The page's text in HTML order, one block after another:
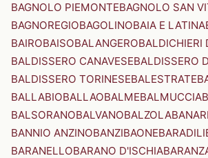
BAGNOLO PIEMONTEBAGNOLO SAN
BAGNOREGIOBAGOLINOBAIA E LATINA
BAIROBAISOBALANGEROBALDICHIERI
BALDISSERO CANAVESEBALDISSERO
BALDISSERO TORINESEBALESTRATE
BALLABIOBALLAOBALMEBALMUCCIA
BALSORANOBALVANOBALZOLABANARI
BANNIO ANZINOBANZIBAONEBARADILI
BARANELLOBARANO D'ISCHIA